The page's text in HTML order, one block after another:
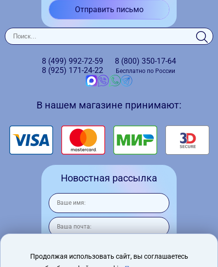
Отправить письмо
8 (499) 992-72-59
8 (925) 171-24-22
8 (800) 350-17-64
Бесплатно по России
В нашем магазине принимают:
Новостная рассылка
Продолжая использовать сайт, вы соглашаетесь